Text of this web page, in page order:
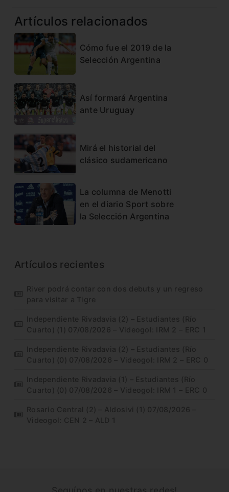
Artículos relacionados
Cómo fue el 2019 de la
Selección Argentina
Así formará Argentina
ante Uruguay
Mirá el historial del
clásico sudamericano
La columna de Menotti
en el diario Sport sobre
la Selección Argentina
Artículos recientes
River podrá contar con dos debuts y un regreso
para visitar a Tigre
Independiente Rivadavia (2) – Estudiantes (Río
Cuarto) (1) 07/08/2026 – Videogol: IRM 2 – ERC 1
Independiente Rivadavia (2) – Estudiantes (Río
Cuarto) (0) 07/08/2026 – Videogol: IRM 2 – ERC 0
Independiente Rivadavia (1) – Estudiantes (Río
Cuarto) (0) 07/08/2026 – Videogol: IRM 1 – ERC 0
Rosario Central (2) – Aldosivi (1) 07/08/2026 –
Videogol: CEN 2 – ALD 1